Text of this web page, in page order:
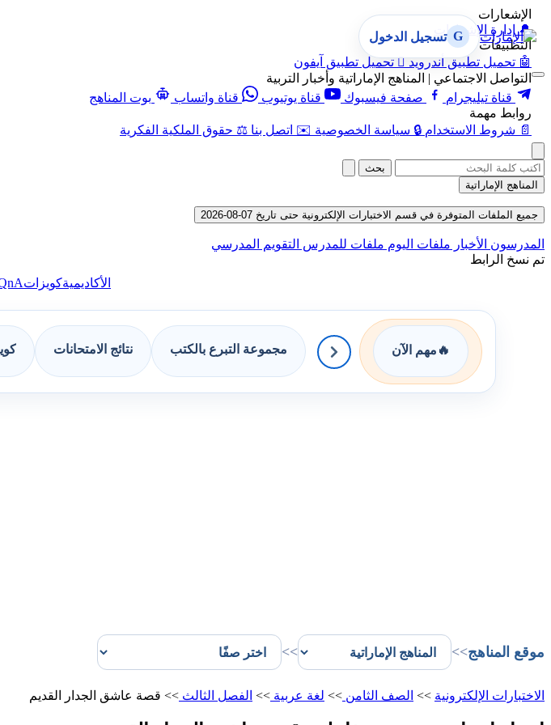
الإشعارات
🔔 إدارة الإشعارات
التطبيقات
🤖 تحميل تطبيق أندرويد  تحميل تطبيق آيفون
التواصل الاجتماعي | المناهج الإماراتية وأخبار التربية
قناة تيليجرام
صفحة فيسبوك قناة يوتيوب قناة واتساب
بوت المناهج
روابط مهمة
📄 شروط الاستخدام 🔒 سياسة الخصوصية ✉️ اتصل بنا ⚖️ حقوق الملكية الفكرية
G تسجيل الدخول
بحث
المناهج الإماراتية
جميع الملفات المتوفرة في قسم الاختبارات الإلكترونية حتى تاريخ 07-08-2026
المدرسون الأخبار ملفات اليوم ملفات للمدرس التقويم المدرسي
تم نسخ الرابط
الأكاديميةكويزات
🔥 مهم الآن مجموعة التبرع بالكتب نتائج الامتحانات
موقع المناهج>>
>>
الاختبارات الإلكترونية >> الصف الثامن >> لغة عربية >> الفصل الثالث >> قصة عاشق الجدار القديم